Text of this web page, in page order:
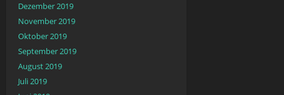
Dezember 2019
November 2019
Oktober 2019
September 2019
August 2019
Juli 2019